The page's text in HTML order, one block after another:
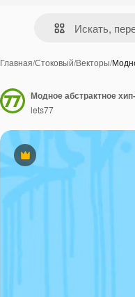
Главная/Стоковый/Векторы/
Премиум
lets77